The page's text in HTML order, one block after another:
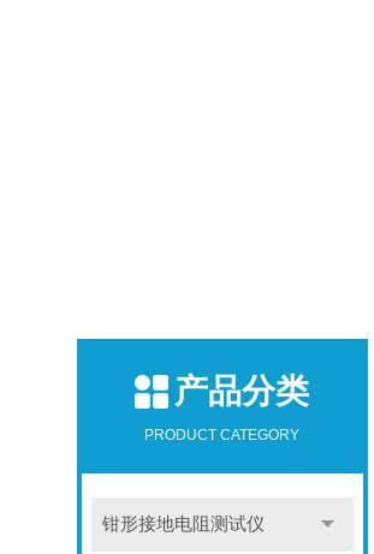
产品分类
PRODUCT CATEGORY
钳形接地电阻测试仪